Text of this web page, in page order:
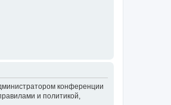
конференции
и политикой,